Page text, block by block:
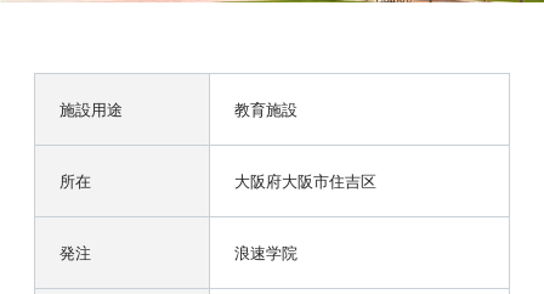
施設用途 教育施設
所在 大阪府大阪市住吉区
発注 浪速学院